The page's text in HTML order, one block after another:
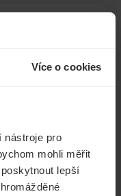
Více o cookies
nástroje pro
mohli měřit
lepší